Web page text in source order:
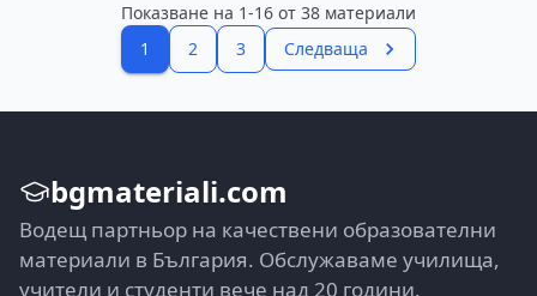
Показване на 1-16 от 38 материали
1
2 3 Следваща
bgmateriali.com
Водещ партньор на качествени образователни
материали в България. Обслужаваме училища,
учители и студенти вече над 20 години.